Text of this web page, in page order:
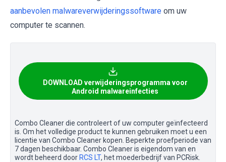
aanbevolen malwareverwijderingssoftware om uw
computer te scannen.
DOWNLOAD verwijderingsprogramma voor
Android malwareinfecties
Combo Cleaner die controleert of uw computer geïnfecteerd
is. Om het volledige product te kunnen gebruiken moet u een
licentie van Combo Cleaner kopen. Beperkte proefperiode van
7 dagen beschikbaar. Combo Cleaner is eigendom van en
wordt beheerd door RCS LT, het moederbedrijf van PCRisk.